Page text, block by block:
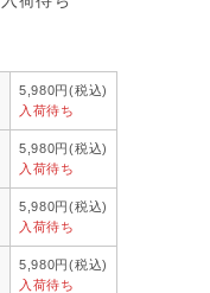
5,980円(税込)
入荷待ち
5,980円(税込)
入荷待ち
5,980円(税込)
入荷待ち
5,980円(税込)
入荷待ち